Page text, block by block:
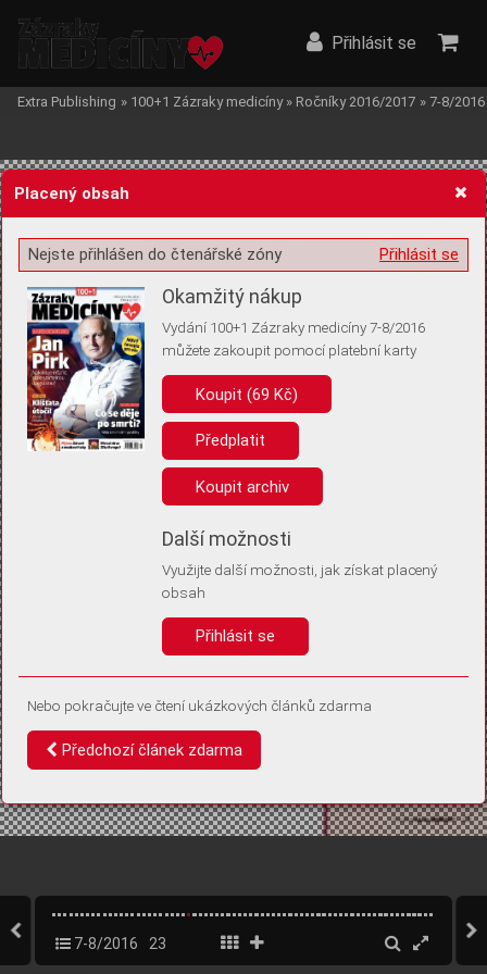
Žádost o souhlas s ukládáním volitelných informací
Pro základní fungování webu nepotřebujeme ukládat žádné informace
(tzv. cookies apod.). Rádi bychom vás ale požádali o souhlas s
uložením volitelných informací:
Anonymní unikátní ID
Díky němu příště poznáme, že se jedná o stejné zařízení, a
Identifikátor je zcela anonymní.
Vaše souhlasy a odmítnutí si ukládáme do vašeho zařízení, abychom se
vás už příště znovu neptali. Můžete je kdykoli později upravit ve Správě
Přihlásit se
Extra Publishing » 100+1 Zázraky medicíny » Ročníky 2016/2017 » 7-8/2016
7-8/2016 23
Placený obsah
Přihlásit se
Nejste přihlášen do čtenářské zóny
Okamžitý nákup
Vydání 100+1 Zázraky medicíny 7-8/2016
můžete zakoupit pomocí platební karty
Koupit (69 Kč)
Předplatit
Koupit archiv
Další možnosti
Využijte další možnosti, jak získat placený
obsah
Přihlásit se
Nebo pokračujte ve čtení ukázkových článků zdarma
Předchozí článek zdarma